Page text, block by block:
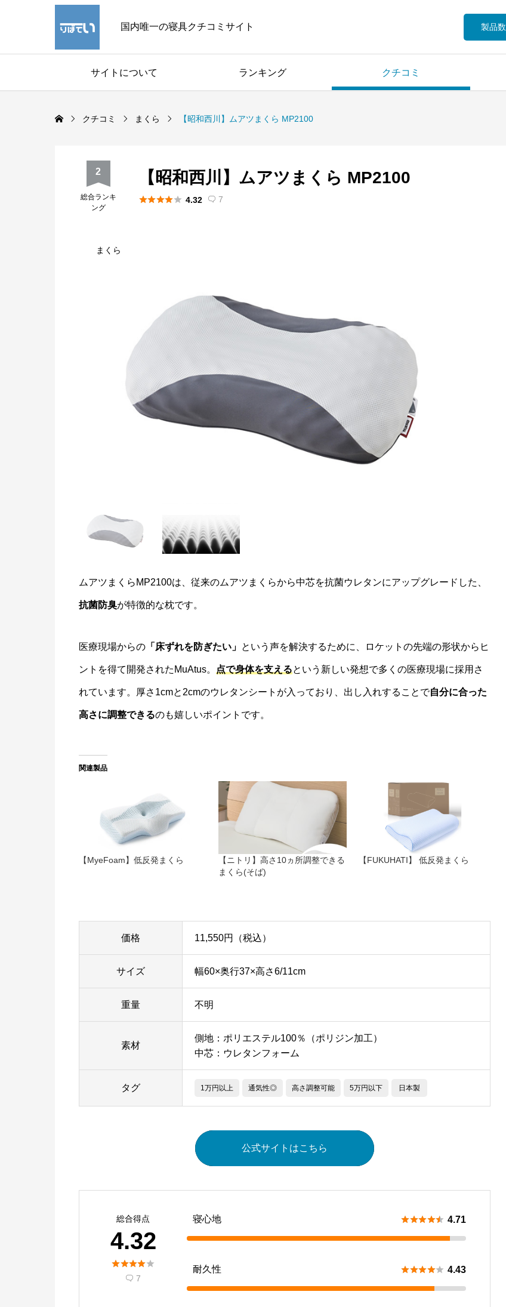
国内唯一の寝具クチコミサイト 製品数
サイトについて ランキング クチコミ
クチコミ まくら 【昭和西川】ムアツまくら MP2100
2
総合ランキ
ング
【昭和西川】ムアツまくら MP2100
 4.32  7
まくら
ムアツまくらMP2100は、従来のムアツまくらから中芯を抗菌ウレタンにアップグレードした、
抗菌防臭が特徴的な枕です。
医療現場からの 「床ずれを防ぎたい」 という声を解決するために、ロケットの先端の形状からヒ
ントを得て開発されたMuAtus。 点で身体を支えるという新しい発想で多くの医療現場に採用さ
れています。厚さ1cmと2cmのウレタンシートが入っており、出し入れすることで自分に合った
高さに調整できるのも嬉しいポイントです。
関連製品
【MyeFoam】低反発まくら
【ニトリ】高さ10ヵ所調整できる
まくら(そば)
【FUKUHATI】 低反発まくら
価格 11,550円（税込）
サイズ 幅60×奥行37×高さ6/11cm
重量 不明
素材
側地：ポリエステル100％（ポリジン加工）
中芯：ウレタンフォーム
タグ 1万円以上 通気性◎ 高さ調整可能 5万円以下 日本製
公式サイトはこちら
総合得点
4.32

 7
寝心地  4.71
耐久性  4.43